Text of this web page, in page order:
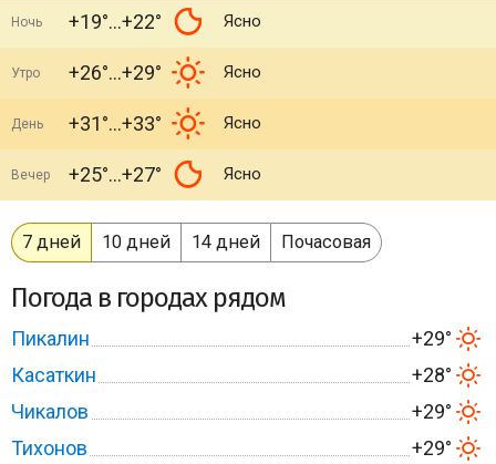
Ночь +19° +22° Ясно
Утро +26° +29° Ясно
День +31° +33° Ясно
Вечер +25° +27° Ясно
7 дней 10 дней 14 дней Почасовая
Погода в городах рядом
Пикалин
+29°
Касаткин
+28°
Чикалов
+29°
Тихонов
+29°